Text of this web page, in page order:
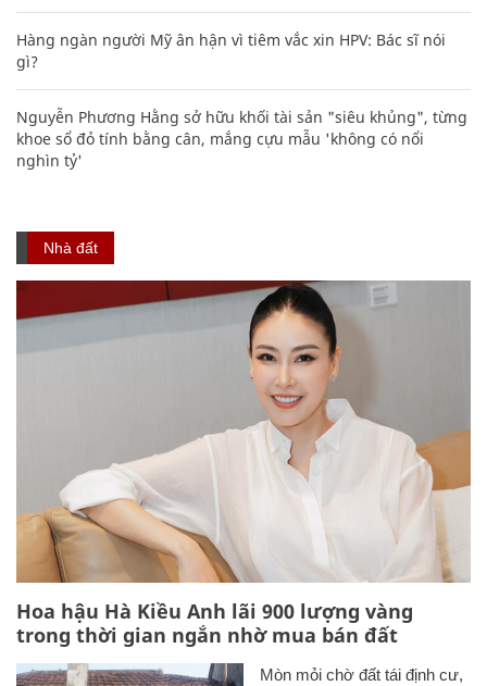
Hàng ngàn người Mỹ ân hận vì tiêm vắc xin HPV: Bác sĩ nói
gì?
Nguyễn Phương Hằng sở hữu khối tài sản "siêu khủng", từng
khoe sổ đỏ tính bằng cân, mắng cựu mẫu 'không có nổi
nghìn tỷ'
Nhà đất
Hoa hậu Hà Kiều Anh lãi 900 lượng vàng
trong thời gian ngắn nhờ mua bán đất
Mòn mỏi chờ đất tái định cư,